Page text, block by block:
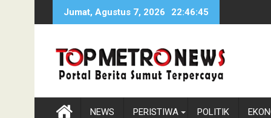
Jumat, Agustus 7, 2026 22:46:46
NEWS PERISTIWA POLITIK